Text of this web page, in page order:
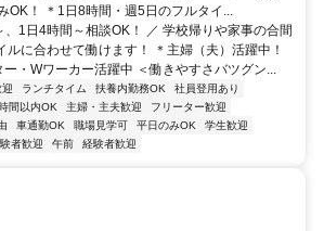
OK！ ＊1日8時間・週5日のフルタイ...
、1日4時間～相談OK！ ／ 学校帰りや家事の合間
ルに合わせて働けます！ ＊主婦（夫）活躍中！
・Wワーカー活躍中 ＜働きやすさバツグン...
ランチタイム 扶養内勤務OK
社員登用あり
間以内OK 主婦・主夫歓迎
フリーター歓迎
車通勤OK 職場見学可 平日のみOK
学生歓迎
者歓迎 午前 経験者歓迎